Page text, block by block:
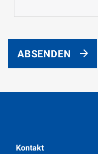
ABSENDEN
Kontakt